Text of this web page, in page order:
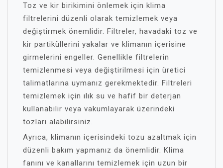
Toz ve kir birikimini önlemek için klima
filtrelerini düzenli olarak temizlemek veya
değiştirmek önemlidir. Filtreler, havadaki toz ve
kir partiküllerini yakalar ve klimanın içerisine
girmelerini engeller. Genellikle filtrelerin
temizlenmesi veya değiştirilmesi için üretici
talimatlarına uymanız gerekmektedir. Filtreleri
temizlemek için ılık su ve hafif bir deterjan
kullanabilir veya vakumlayarak üzerindeki
tozları alabilirsiniz.
Ayrıca, klimanın içerisindeki tozu azaltmak için
düzenli bakım yapmanız da önemlidir. Klima
fanını ve kanallarını temizlemek için uzun bir